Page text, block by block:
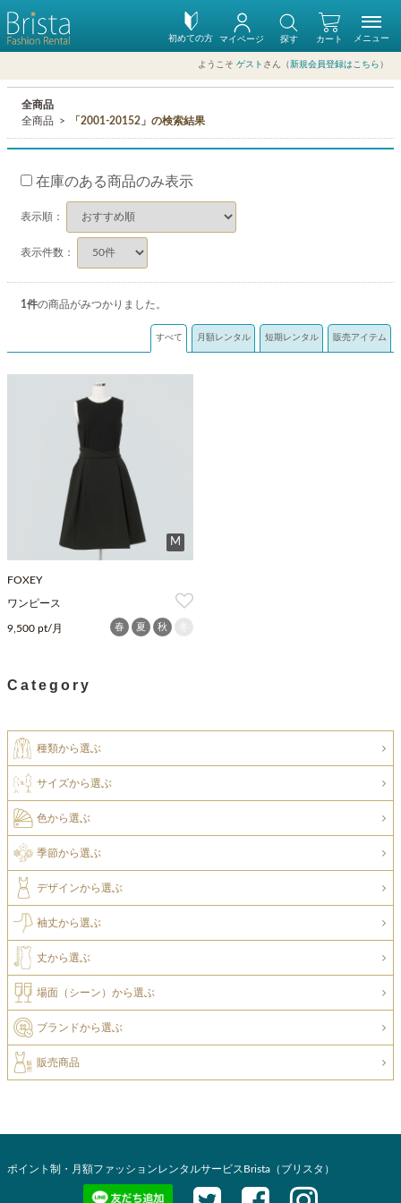
初めての方 カート
マイページ 探す
ようこそ ゲスト さん（新規会員登録はこちら ）
メニュー
全商品
全商品
「2001-20152」の検索結果
在庫のある商品のみ表示
表示順：
表示件数：
1件の商品がみつかりました。
すべて 月額レンタル 短期レンタル 販売アイテム
M
FOXEY
ワンピース
9,500 pt/月 春 夏 秋
Category
種類から選ぶ
サイズから選ぶ
色から選ぶ
季節から選ぶ
デザインから選ぶ
袖丈から選ぶ
丈から選ぶ
場面（シーン）から選ぶ
ブランドから選ぶ
販売商品
ポイント制・月額ファッションレンタルサービスBrista（ブリスタ）